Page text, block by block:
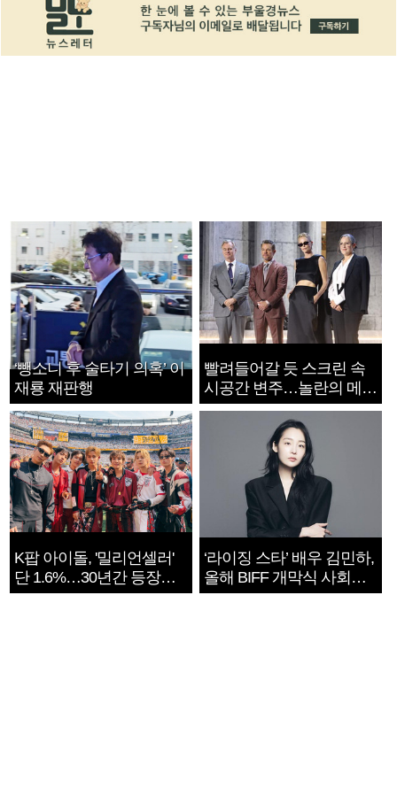
‘뺑소니 후 술타기 의혹’ 이
재룡 재판행
빨려들어갈 듯 스크린 속
시공간 변주…놀란의 메시
지는 ‘전쟁 속죄’
K팝 아이돌, '밀리언셀러'
단 1.6%…30년간 등장
1182개팀 전수조사
‘라이징 스타’ 배우 김민하,
올해 BIFF 개막식 사회자
확정